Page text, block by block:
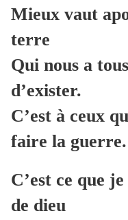
Mieux vaut
terre
Qui nous a
d’exister.
C’est à ceux
faire la guerre.
C’est ce que
de dieu